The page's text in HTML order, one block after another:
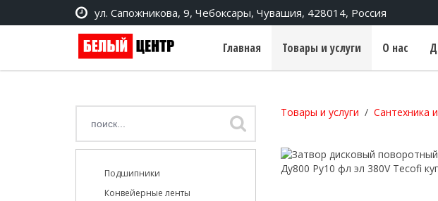
ул. Сапожникова, 9, Чебоксары, Чувашия, 428014, Россия
Главная Товары и услуги О нас
Подшипники
Конвейерные ленты
Товары и услуги Сантехника